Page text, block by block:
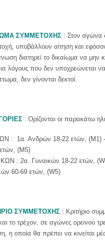
ΣΥΜΜΕΤΟΧΗΣ : Στον αγώνα
υποβάλλουν αίτηση και
διατηρεί το δικαίωμα να μην
λόγους που δεν υποχρεώνεται
δεν γίνονται δεκτοί.
: Ορίζονται οι παρακάτω
: 1α. Ανδρών 18-22 ετών, (M1)
(Μ5)
: 2α. Γυναικών 18-22 ετών,
60-69 ετών, (W5)
ΣΥΜΜΕΤΟΧΗΣ : Κριτήριο
το τρέχον, σε αγώνες ορεινού
η οποία θα πρέπει να κινείται